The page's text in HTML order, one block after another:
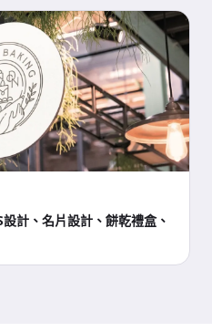
計、名片設計、餅乾禮盒、